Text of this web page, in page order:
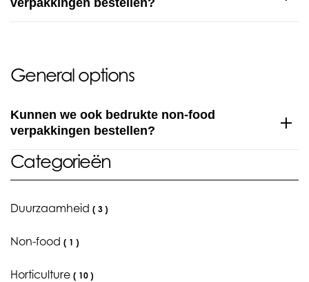
Categorieën
Duurzaamheid ( 3 )
Non-food ( 1 )
Horticulture ( 10 )
verpakkingen bestellen?
General options
Kunnen we ook bedrukte non-food
verpakkingen bestellen?